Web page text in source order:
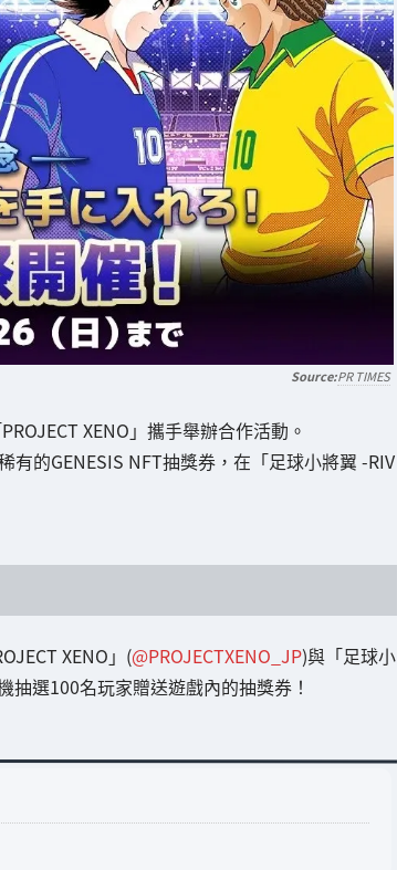
PR TIMES
XENO」攜手舉辦合作活動。
有的GENESIS NFT抽獎券，在「足球小將翼 -RIV
XENO」(@PROJECTXENO_JP)與「足球小
抽選100名玩家贈送遊戲內的抽獎券！